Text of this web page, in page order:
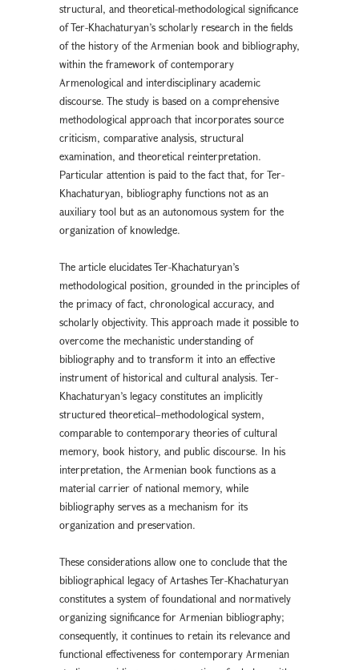
structural, and theoretical-methodological significance
of Ter-Khachaturyan’s scholarly research in the fields
of the history of the Armenian book and bibliography,
within the framework of contemporary
Armenological and interdisciplinary academic
discourse. The study is based on a comprehensive
methodological approach that incorporates source
criticism, comparative analysis, structural
examination, and theoretical reinterpretation.
Particular attention is paid to the fact that, for Ter-
Khachaturyan, bibliography functions not as an
auxiliary tool but as an autonomous system for the
organization of knowledge.
The article elucidates Ter-Khachaturyan’s
methodological position, grounded in the principles of
the primacy of fact, chronological accuracy, and
scholarly objectivity. This approach made it possible to
overcome the mechanistic understanding of
bibliography and to transform it into an effective
instrument of historical and cultural analysis. Ter-
Khachaturyan’s legacy constitutes an implicitly
structured theoretical–methodological system,
comparable to contemporary theories of cultural
memory, book history, and public discourse. In his
interpretation, the Armenian book functions as a
material carrier of national memory, while
bibliography serves as a mechanism for its
organization and preservation.
These considerations allow one to conclude that the
bibliographical legacy of Artashes Ter-Khachaturyan
constitutes a system of foundational and normatively
organizing significance for Armenian bibliography;
consequently, it continues to retain its relevance and
functional effectiveness for contemporary Armenian